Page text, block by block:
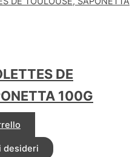
DE
100G
desideri